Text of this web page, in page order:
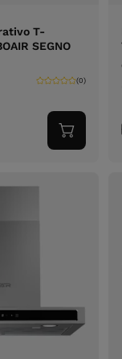
T-
SEGNO
(0)
ao